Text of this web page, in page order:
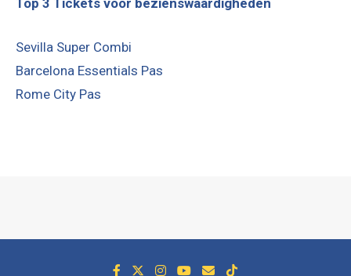
Top 3 Tickets voor bezienswaardigheden
Sevilla Super Combi
Barcelona Essentials Pas
Rome City Pas